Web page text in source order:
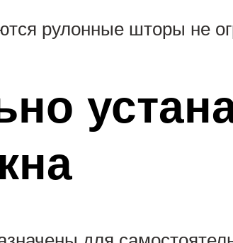
рулонные шторы не